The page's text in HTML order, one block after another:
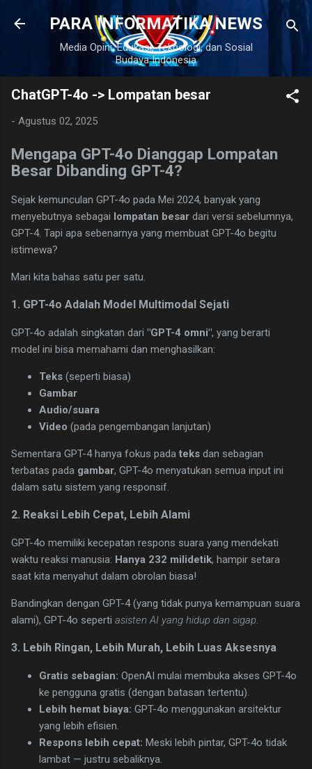
Langsung ke konten utama
PARA INFORMATIKA NEWS
Media Opini, Edukasi, Teknologi, dan Sosial
Budaya Indonesia
ChatGPT-4o -> Lompatan besar
- Agustus 02, 2025
Mengapa GPT-4o Dianggap Lompatan
Besar Dibanding GPT-4?
Sejak kemunculan GPT-4o pada Mei 2024, banyak yang
menyebutnya sebagai lompatan besar dari versi sebelumnya,
GPT-4. Tapi apa sebenarnya yang membuat GPT-4o begitu
istimewa?
Mari kita bahas satu per satu.
1. GPT-4o Adalah Model Multimodal Sejati
GPT-4o adalah singkatan dari "GPT-4 omni", yang berarti
model ini bisa memahami dan menghasilkan:
Teks (seperti biasa)
Gambar
Audio/suara
Video (pada pengembangan lanjutan)
Sementara GPT-4 hanya fokus pada teks dan sebagian
terbatas pada gambar, GPT-4o menyatukan semua input ini
dalam satu sistem yang responsif.
2. Reaksi Lebih Cepat, Lebih Alami
GPT-4o memiliki kecepatan respons suara yang mendekati
waktu reaksi manusia: Hanya 232 milidetik, hampir setara
saat kita menyahut dalam obrolan biasa!
Bandingkan dengan GPT-4 (yang tidak punya kemampuan suara
alami), GPT-4o seperti asisten AI yang hidup dan sigap.
3. Lebih Ringan, Lebih Murah, Lebih Luas Aksesnya
Gratis sebagian: OpenAI mulai membuka akses GPT-4o
ke pengguna gratis (dengan batasan tertentu).
Lebih hemat biaya: GPT-4o menggunakan arsitektur
yang lebih efisien.
Respons lebih cepat: Meski lebih pintar, GPT-4o tidak
lambat — justru sebaliknya.